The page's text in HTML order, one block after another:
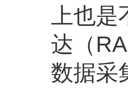
上也
达（
数据采